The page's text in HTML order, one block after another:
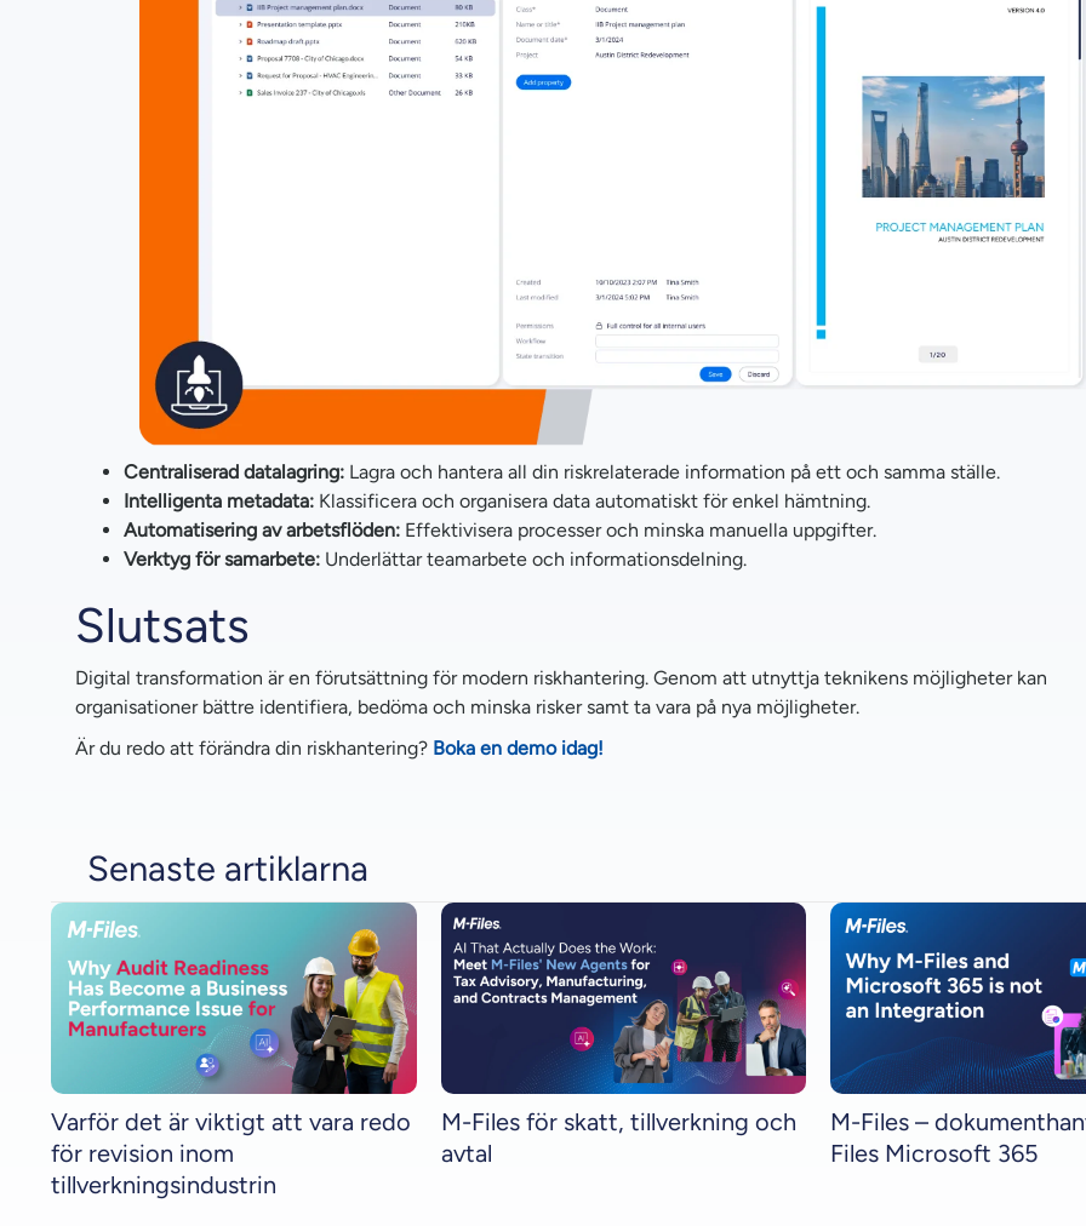
Centraliserad datalagring: Lagra och hantera all din riskrelaterade information på ett och samma ställe.
Intelligenta metadata: Klassificera och organisera data automatiskt för enkel hämtning.
Automatisering av arbetsflöden: Effektivisera processer och minska manuella uppgifter.
Verktyg för samarbete: Underlättar teamarbete och informationsdelning.
Slutsats
Digital transformation är en förutsättning för modern riskhantering. Genom att utnyttja teknikens möjligheter kan
organisationer bättre identifiera, bedöma och minska risker samt ta vara på nya möjligheter.
Är du redo att förändra din riskhantering? Boka en demo idag!
Senaste artiklarna
Varför det är viktigt att vara redo
för revision inom
tillverkningsindustrin
M-Files för skatt, tillverkning och
avtal
M-Files –
Files Microsoft 365